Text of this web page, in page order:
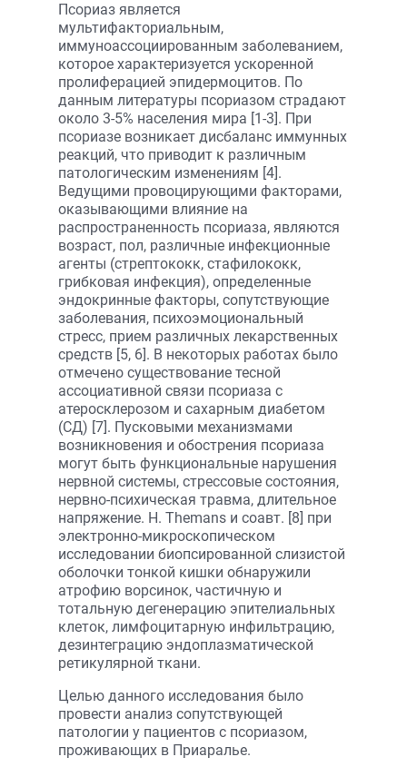
Псориаз является
мультифакториальным,
иммуноассоциированным заболеванием,
которое характеризуется ускоренной
пролиферацией эпидермоцитов. По
данным литературы псориазом страдают
около 3-5% населения мира [1-3]. При
псориазе возникает дисбаланс иммунных
реакций, что приводит к различным
патологическим изменениям [4].
Ведущими провоцирующими факторами,
оказывающими влияние на
распространенность псориаза, являются
возраст, пол, различные инфекционные
агенты (стрептококк, стафилококк,
грибковая инфекция), определенные
эндокринные факторы, сопутствующие
заболевания, психоэмоциональный
стресс, прием различных лекарственных
средств [5, 6]. В некоторых работах было
отмечено существование тесной
ассоциативной связи псориаза с
атеросклерозом и сахарным диабетом
(СД) [7]. Пусковыми механизмами
возникновения и обострения псориаза
могут быть функциональные нарушения
нервной системы, стрессовые состояния,
нервно-психическая травма, длительное
напряжение. H. Themans и соавт. [8] при
электронно-микроскопическом
исследовании биопсированной слизистой
оболочки тонкой кишки обнаружили
атрофию ворсинок, частичную и
тотальную дегенерацию эпителиальных
клеток, лимфоцитарную инфильтрацию,
дезинтеграцию эндоплазматической
ретикулярной ткани.
Целью данного исследования было
провести анализ сопутствующей
патологии у пациентов с псориазом,
проживающих в Приаралье.